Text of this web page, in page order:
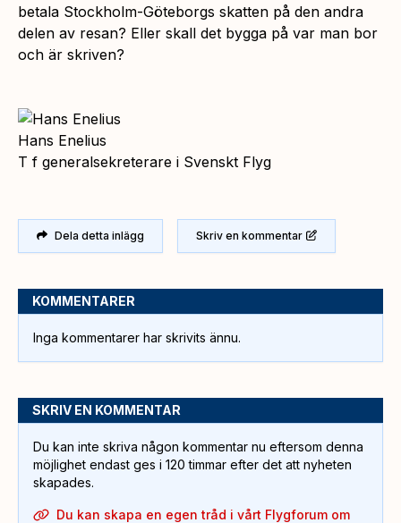
betala Stockholm-Göteborgs skatten på den andra
delen av resan? Eller skall det bygga på var man bor
och är skriven?
Hans Enelius
T f generalsekreterare i Svenskt Flyg
Dela detta inlägg Skriv en kommentar
KOMMENTARER
Inga kommentarer har skrivits ännu.
SKRIV EN KOMMENTAR
Du kan inte skriva någon kommentar nu eftersom denna
möjlighet endast ges i 120 timmar efter det att nyheten
skapades.
Du kan skapa en egen tråd i vårt Flygforum om